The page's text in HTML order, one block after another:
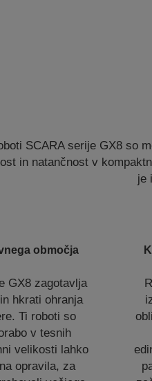
SCARA serije GX8 so
in natančnost v
je
območja
GX8 zagotavlja
hkrati ohranja
Ti roboti so
v tesnih
velikosti lahko
opravila, za